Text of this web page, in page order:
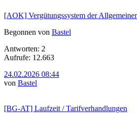
[AOK] Vergütungssystem der
Begonnen von Bastel
Antworten: 2
Aufrufe: 12.663
24.02.2026 08:44
von Bastel
[BG-AT] Laufzeit / Tarifverhandlungen